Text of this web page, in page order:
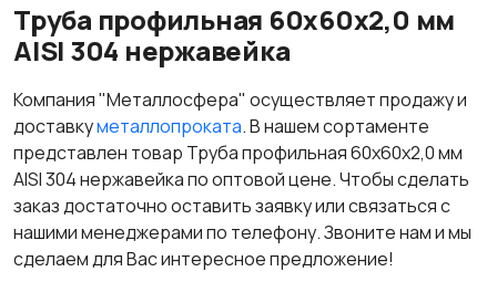
Труба профильная 60х60х2,0 мм
AISI 304 нержавейка
Компания "Металлосфера" осуществляет продажу и
доставкуметаллопроката. В нашем сортаменте
представлен товар Труба профильная 60х60х2,0 мм
AISI 304 нержавейка по оптовой цене. Чтобы сделать
заказ достаточно оставить заявку или связаться с
нашими менеджерами по телефону. Звоните нам и мы
сделаем для Вас интересное предложение!